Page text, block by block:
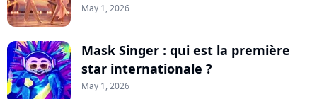
May 1, 2026
Mask Singer : qui est la première
star internationale ?
May 1, 2026